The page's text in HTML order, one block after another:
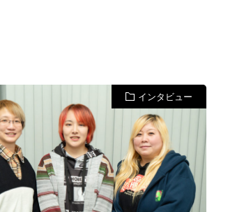
インタビュー